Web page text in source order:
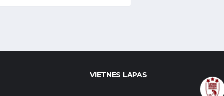
VIETNES LAPAS